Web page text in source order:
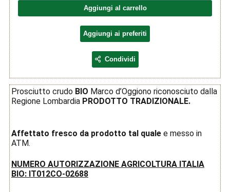
Aggiungi al carrello
Aggiungi ai preferiti
Condividi
Prosciutto crudo BIO Marco d’Oggiono riconosciuto dalla
Regione Lombardia PRODOTTO TRADIZIONALE.
Affettato fresco da prodotto tal quale e messo in
ATM.
NUMERO AUTORIZZAZIONE AGRICOLTURA ITALIA
BIO: IT012CO-02688